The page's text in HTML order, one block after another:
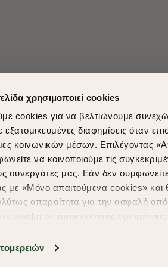
χρησιμοποιεί cookies
cookies για να βελτιώνουμε
διαφημίσεις όταν
κοινωνικών μέσων. Επιλέγοντας
να κοινοποιούμε τις
συνεργάτες μας. Εάν δεν
με «Μόνο απαιτούμενα cookies» και
απαραίτητα για την ασφαλή
υπόψη ότι αποκλείοντας
διαφημίσεις. Για να προσαρμόσετε
Shopping in